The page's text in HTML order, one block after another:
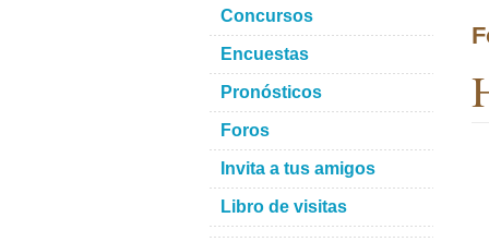
Concursos
Encuestas
Pronósticos
Foros
Invita a tus amigos
Libro de visitas